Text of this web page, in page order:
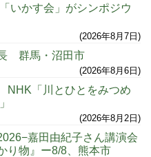
いかす会」がシンポジウ
2026年8月7日
群馬・沼田市
2026年8月6日
「川とひとをみつめ
2026年8月2日
嘉田由紀子さん講演会
り物』ー8/8、熊本市